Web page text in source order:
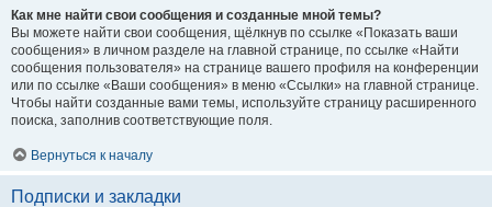
Как мне найти свои сообщения и созданные мной темы?
Вы можете найти свои сообщения, щёлкнув по ссылке «Показать ваши
сообщения» в личном разделе на главной странице, по ссылке «Найти
сообщения пользователя» на странице вашего профиля на конференции
или по ссылке «Ваши сообщения» в меню «Ссылки» на главной странице.
Чтобы найти созданные вами темы, используйте страницу расширенного
поиска, заполнив соответствующие поля.
Вернуться к началу
Подписки и закладки